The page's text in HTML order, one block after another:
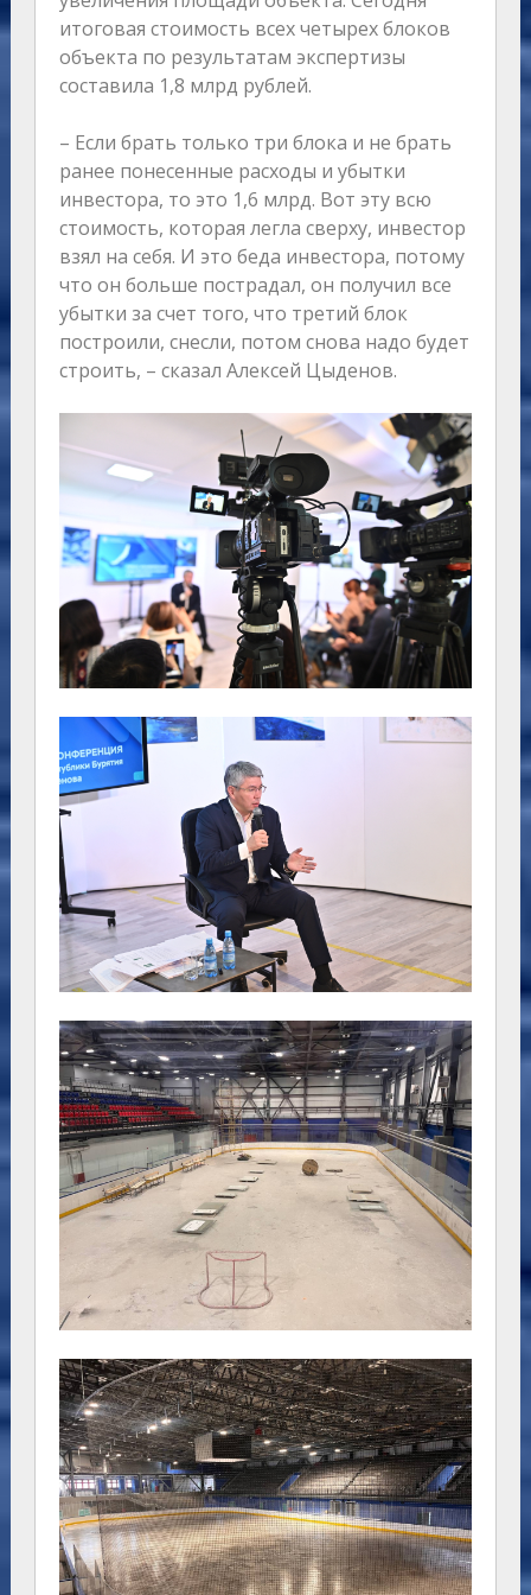
итоговая стоимость всех четырех блоков
объекта по результатам экспертизы
составила 1,8 млрд рублей.
– Если брать только три блока и не брать
ранее понесенные расходы и убытки
инвестора, то это 1,6 млрд. Вот эту всю
стоимость, которая легла сверху, инвестор
взял на себя. И это беда инвестора, потому
что он больше пострадал, он получил все
убытки за счет того, что третий блок
построили, снесли, потом снова надо будет
строить, – сказал Алексей Цыденов.